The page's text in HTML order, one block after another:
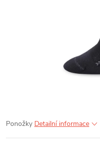
Ponožky Detailní informace